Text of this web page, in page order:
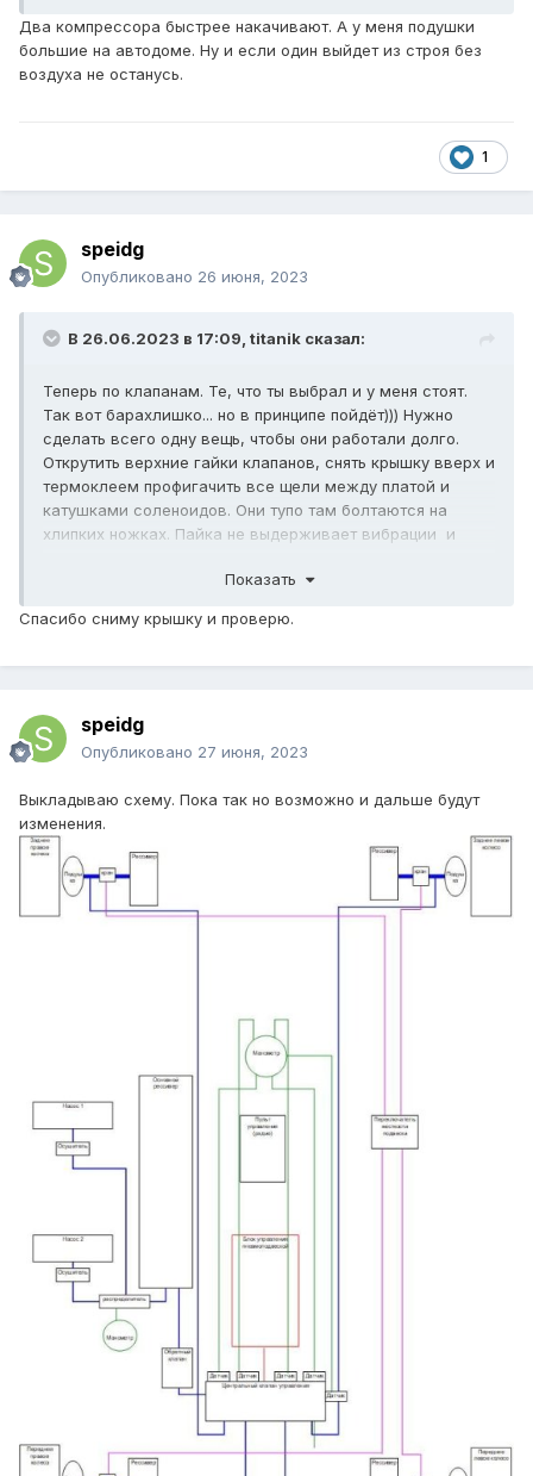
Два компрессора быстрее накачивают. А у меня подушки
большие на автодоме. Ну и если один выйдет из строя без
воздуха не останусь.
1
speidg
Опубликовано 26 июня, 2023
В 26.06.2023 в 17:09, titanik сказал:
Теперь по клапанам. Те, что ты выбрал и у меня стоят.
Так вот барахлишко... но в принципе пойдёт))) Нужно
сделать всего одну вещь, чтобы они работали долго.
Открутить верхние гайки клапанов, снять крышку вверх и
термоклеем профигачить все щели между платой и
катушками соленоидов. Они тупо там болтаются на
хлипких ножках. Пайка не выдерживает вибрации и
Показать
Спасибо сниму крышку и проверю.
speidg
Опубликовано 27 июня, 2023
Выкладываю схему. Пока так но возможно и дальше будут
изменения.